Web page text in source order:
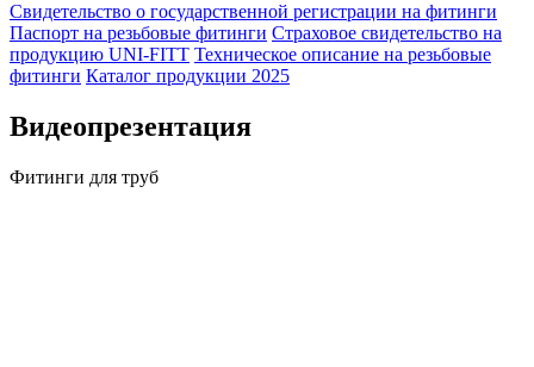
Свидетельство о государственной регистрации на фитинги
Паспорт на резьбовые фитинги Страховое свидетельство на
продукцию UNI-FITT Техническое описание на резьбовые
фитинги Каталог продукции 2025
Видеопрезентация
Фитинги для труб